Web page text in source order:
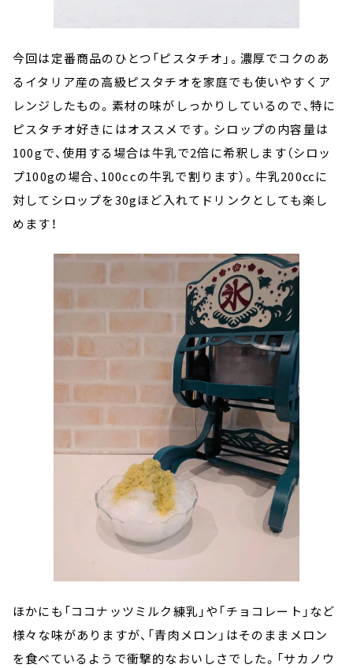
今回は定番商品のひとつ「ピスタチオ」。濃厚でコクのあ
るイタリア産の高級ピスタチオを家庭でも使いやすくア
レンジしたもの。素材の味がしっかりしているので、特に
ピスタチオ好きにはオススメです。シロップの内容量は
100gで、使用する場合は牛乳で2倍に希釈します（シロッ
プ100gの場合、100ccの牛乳で割ります）。牛乳200㏄に
対してシロップを30gほど入れてドリンクとしても楽し
めます！
ほかにも「ココナッツミルク練乳」や「チョコレート」など
様々な味がありますが、「青肉メロン」はそのままメロン
を食べているようで衝撃的なおいしさでした。「サカノウ